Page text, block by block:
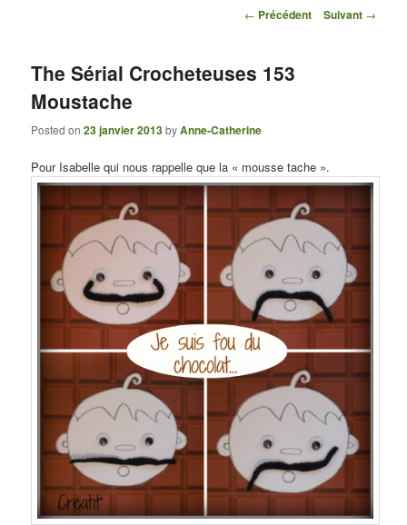
Navigation des articles
← Précédent Suivant →
The Sérial Crocheteuses 153
Moustache
Posted on23 janvier 2013byAnne-Catherine
Pour Isabelle qui nous rappelle que la « mousse tache ».